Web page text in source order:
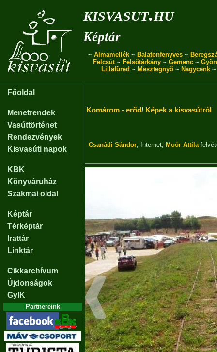
kisvasut.hu
Képtár
~ Almamellék ~ Balatonfenyves ~
Felcsút~ Felsőtárkány ~ Gemenc ~
Lillafüred ~ Mesztegnyő~ Nagycenk
Főoldal
Menetrendek
Vasúttörténet
Rendezvények
Kisvasúti napok
KBK
Könyváruház
Szakmai oldal
Képtár
Térképtár
Irattár
Linktár
Cikkarchívum
Újdonságok
GyIK
Partnereink
Komárom - erőd/ Képek a kisvasútról
Csanádi Sándor, Internet, Moór Attila